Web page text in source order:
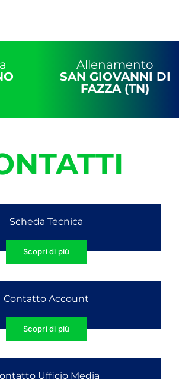
Allenamento
SAN GIOVANNI DI
FAZZA (TN)
Scheda Tecnica
Scopri di più
Contatto Account
Scopri di più
Ufficio Media